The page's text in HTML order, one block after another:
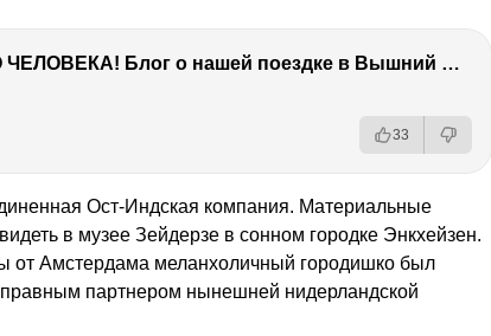
ТЫ УДИВИШЬСЯ СИЛЕ ЭТО ЧЕЛОВЕКА! Блог о нашей поездке в Вышний Волочек
33
Ост-Индская компания. Материальные
в музее Зейдерзе в сонном городке Энкхейзен.
от Амстердама меланхоличный городишко был
партнером нынешней нидерландской